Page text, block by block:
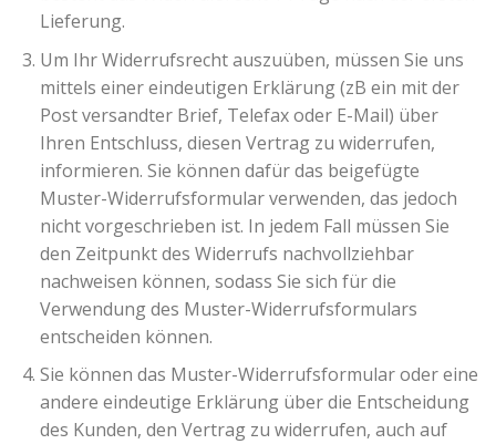
Lieferung.
Um Ihr Widerrufsrecht auszuüben, müssen Sie uns
mittels einer eindeutigen Erklärung (zB ein mit der
Post versandter Brief, Telefax oder E-Mail) über
Ihren Entschluss, diesen Vertrag zu widerrufen,
informieren. Sie können dafür das beigefügte
Muster-Widerrufsformular verwenden, das jedoch
nicht vorgeschrieben ist. In jedem Fall müssen Sie
den Zeitpunkt des Widerrufs nachvollziehbar
nachweisen können, sodass Sie sich für die
Verwendung des Muster-Widerrufsformulars
entscheiden können.
Sie können das Muster-Widerrufsformular oder eine
andere eindeutige Erklärung über die Entscheidung
des Kunden, den Vertrag zu widerrufen, auch auf